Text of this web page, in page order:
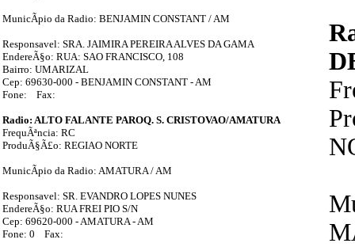
MunicÃ­pio da Radio: BENJAMIN CONSTANT / AM
Responsavel: SRA. JAIMIRA PEREIRA ALVES DA GAMA
EndereÃ§o: RUA: SAO FRANCISCO, 108
Bairro: UMARIZAL
Cep: 69630-000 - BENJAMIN CONSTANT - AM
Fone: Fax:
Radio: ALTO FALANTE PAROQ. S. CRISTOVAO/AMATURA
FrequÃªncia: RC
ProduÃ§Ã£o: REGIAO NORTE
MunicÃ­pio da Radio: AMATURA / AM
Responsavel: SR. EVANDRO LOPES NUNES
EndereÃ§o: RUA FREI PIO S/N
Cep: 69620-000 - AMATURA - AM
Fone: 0 Fax: